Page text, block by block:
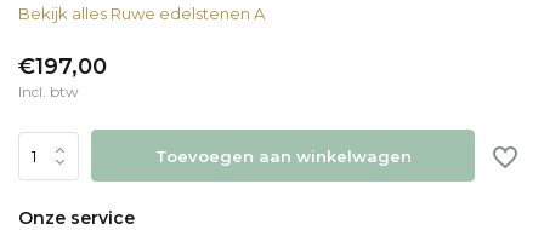
Bekijk alles Ruwe edelstenen A
€197,00
Incl. btw
Toevoegen aan winkelwagen
Onze service